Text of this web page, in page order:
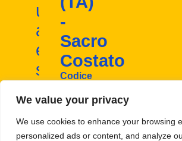
We value your privacy
We use cookies to enhance your browsing
personalized ads or content, and analyze
un
ambiente
educativo
stimolante
inclusivo
-
Sacro
Costato
Codice
TA1A00800D